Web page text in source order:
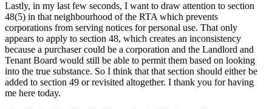
Lastly, in my last few seconds, I want to draw attention to section
48(5) in that neighbourhood of the RTA which prevents
corporations from serving notices for personal use. That only
appears to apply to section 48, which creates an inconsistency
because a purchaser could be a corporation and the Landlord and
Tenant Board would still be able to permit them based on looking
into the true substance. So I think that that section should either be
added to section 49 or revisited altogether. I thank you for having
me here today.